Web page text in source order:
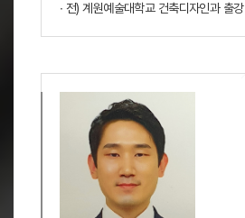
∙ 전) 계원예술대학교 건축디자인과 출강